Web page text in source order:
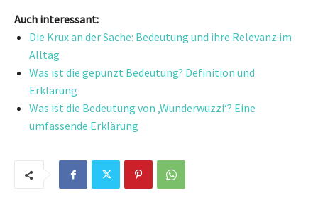
Auch interessant:
Die Krux an der Sache: Bedeutung und ihre Relevanz im
Alltag
Was ist die gepunzt Bedeutung? Definition und
Erklärung
Was ist die Bedeutung von ‚Wunderwuzzi‘? Eine
umfassende Erklärung